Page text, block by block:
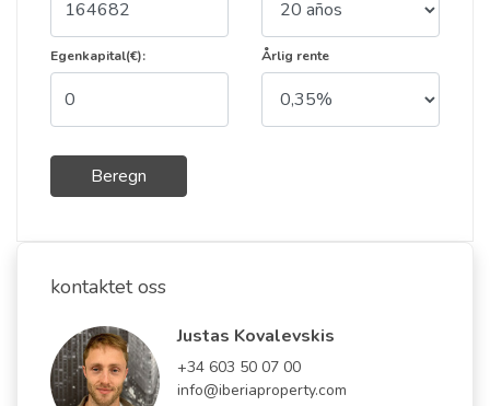
Egenkapital(€):
Beregn
Årlig rente
kontaktet oss
Justas Kovalevskis
+34 603 50 07 00
info@iberiaproperty.com